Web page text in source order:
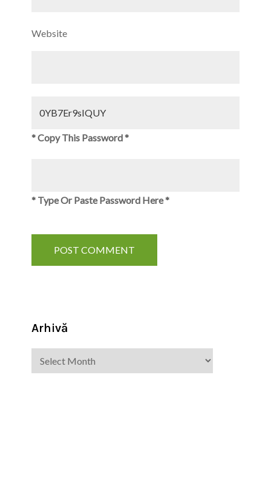
Website
* Copy This Password *
* Type Or Paste Password Here *
Arhivă
Arhivă